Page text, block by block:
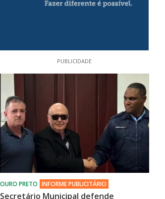
PUBLICIDADE
Secretário Municipal defende